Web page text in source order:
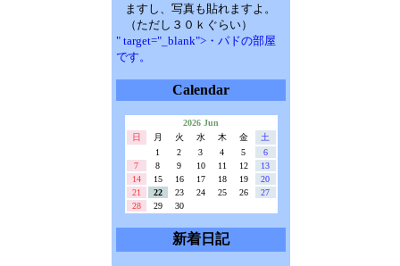
ますし、写真も貼れますよ。
（ただし３０ｋぐらい）
" target="_blank">・パドの部屋
です。
Calendar
2026 Jun
日
月 火 水 木 金
土
1
2 3 4 5
6
7
8 9 10 11 12
13
14
15 16 17 18 19
20
21
22 23 24 25 26
27
28
29 30
新着日記